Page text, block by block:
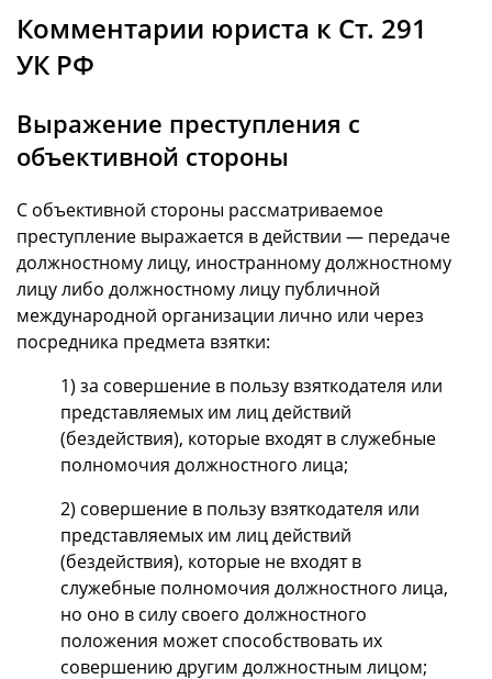
Комментарии юриста к Ст. 291
УК РФ
Выражение преступления с
объективной стороны
С объективной стороны рассматриваемое
преступление выражается в действии — передаче
должностному лицу, иностранному должностному
лицу либо должностному лицу публичной
международной организации лично или через
посредника предмета взятки:
1) за совершение в пользу взяткодателя или
представляемых им лиц действий
(бездействия), которые входят в служебные
полномочия должностного лица;
2) совершение в пользу взяткодателя или
представляемых им лиц действий
(бездействия), которые не входят в
служебные полномочия должностного лица,
но оно в силу своего должностного
положения может способствовать их
совершению другим должностным лицом;